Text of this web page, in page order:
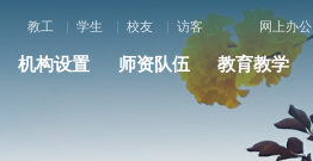
教工 学生 校友 访客 网上办公
机构设置 师资队伍 教育教学